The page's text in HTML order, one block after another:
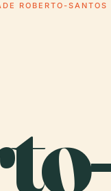
ROBERTO-SANTOS